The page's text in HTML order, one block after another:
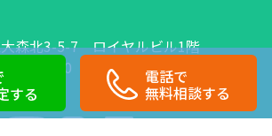
する
電話で
無料相談する
森北3-5-7 ロイヤルビル1階
～18:00 定休日：日曜日・祝日
0007 03-6423-1033